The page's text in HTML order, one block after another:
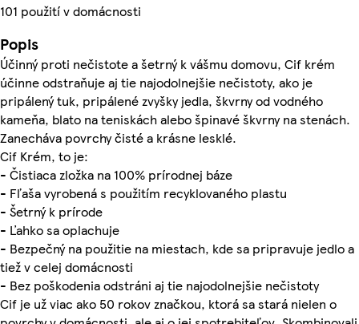
101 použití v domácnosti
Popis
Účinný proti nečistote a šetrný k vášmu domovu, Cif krém
účinne odstraňuje aj tie najodolnejšie nečistoty, ako je
pripálený tuk, pripálené zvyšky jedla, škvrny od vodného
kameňa, blato na teniskách alebo špinavé škvrny na stenách.
Zanecháva povrchy čisté a krásne lesklé.
Cif Krém, to je:
- Čistiaca zložka na 100% prírodnej báze
- Fľaša vyrobená s použitím recyklovaného plastu
- Šetrný k prírode
- Ľahko sa oplachuje
- Bezpečný na použitie na miestach, kde sa pripravuje jedlo a
tiež v celej domácnosti
- Bez poškodenia odstráni aj tie najodolnejšie nečistoty
Cif je už viac ako 50 rokov značkou, ktorá sa stará nielen o